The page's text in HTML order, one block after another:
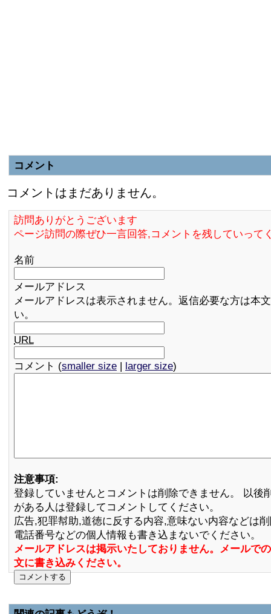
コメント
コメントはまだありません。
訪問ありがとうございます
ページ訪問の際ぜひ一言回答,コメントを残していって
名前
メールアドレス
メールアドレスは表示されません。返信必要な方は本
い。
URL
コメント (smaller size | larger size)
注意事項:
登録していませんとコメントは削除できません。 以後
がある人は登録してコメントしてください。
広告,犯罪幇助,道徳に反する内容,意味ない内容などは
電話番号などの個人情報も書き込まないでください。
メールアドレスは掲示いたしておりません。メールで
文に書き込みください。